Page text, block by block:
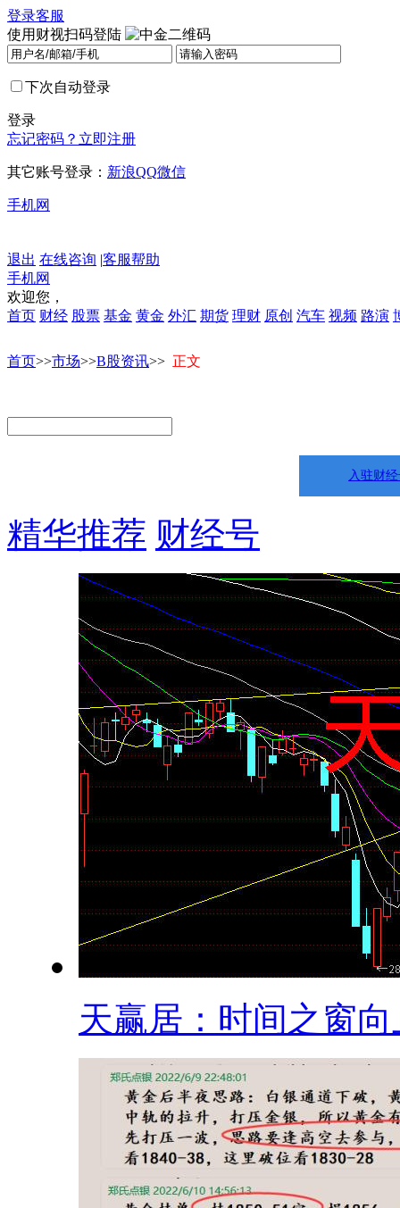
登录客服
使用财视扫码登陆
下次自动登录
登录
忘记密码？ 立即注册
其它账号登录： 新浪QQ微信
手机网
退出 在线咨询 |客服帮助
手机网
欢迎您，
首页 财经 股票 基金 黄金 外汇 期货 理财 原创 汽车 视频 路演
首页>>市场>>B股资讯>> 正文
入驻财
精华推荐 财经号
天赢居：时间之窗向